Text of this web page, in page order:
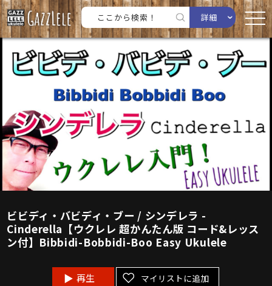
詳細
ビビディ・バビディ・ブー / シンデレラ -
Cinderella【ウクレレ 超かんたん版 コード&レッス
ン付】Bibbidi-Bobbidi-Boo Easy Ukulele
再生 マイリストに追加